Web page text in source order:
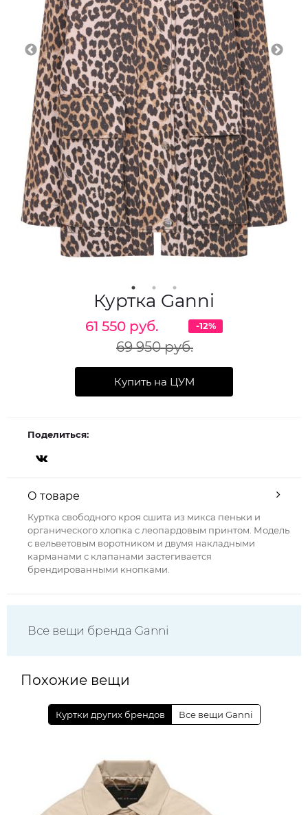
Куртка Ganni
61 550 руб.
69 950 руб.
-12%
Купить на ЦУМ
Поделиться:
О товаре
Куртка свободного кроя сшита из микса пеньки и
органического хлопка с леопардовым принтом. Модель
с вельветовым воротником и двумя накладными
карманами с клапанами застегивается
брендированными кнопками.
Все вещи бренда Ganni
Похожие вещи
Куртки других брендов Все вещи Ganni